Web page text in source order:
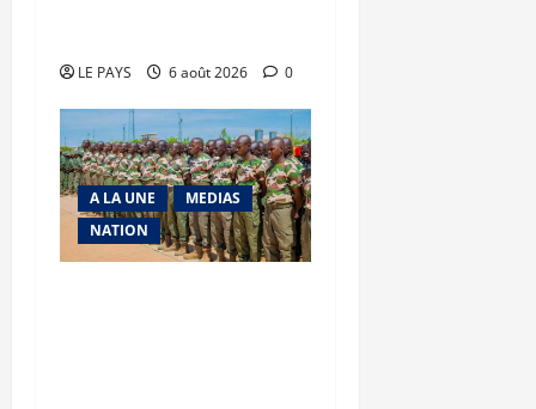
LE PAYS 6 août 2026 0
A LA UNE
MEDIAS
NATION